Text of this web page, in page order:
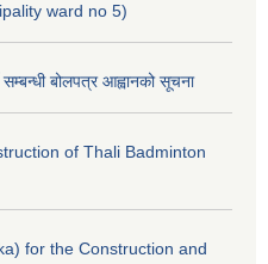
ward no 5)
सम्बन्धी बोलपत्र आह्वानको सूचना
of Thali Badminton
for the Construction and